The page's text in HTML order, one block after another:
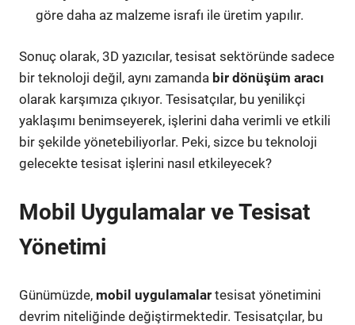
göre daha az malzeme israfı ile üretim yapılır.
Sonuç olarak, 3D yazıcılar, tesisat sektöründe sadece
bir teknoloji değil, aynı zamanda bir dönüşüm aracı
olarak karşımıza çıkıyor. Tesisatçılar, bu yenilikçi
yaklaşımı benimseyerek, işlerini daha verimli ve etkili
bir şekilde yönetebiliyorlar. Peki, sizce bu teknoloji
gelecekte tesisat işlerini nasıl etkileyecek?
Mobil Uygulamalar ve Tesisat
Yönetimi
Günümüzde, mobil uygulamalar tesisat yönetimini
devrim niteliğinde değiştirmektedir. Tesisatçılar, bu